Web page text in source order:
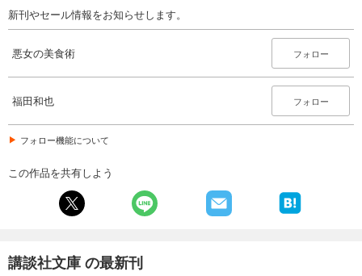
新刊やセール情報をお知らせします。
悪女の美食術 フォロー
福田和也 フォロー
フォロー機能について
この作品を共有しよう
講談社文庫 の最新刊